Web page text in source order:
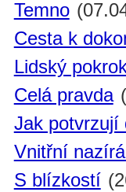
Temno
Cesta k
Lidský
Celá pravda
Jak potvrzují
Vnitřní
S blízkostí